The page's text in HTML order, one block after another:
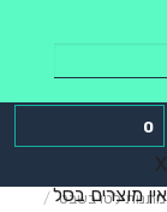
0
X
אין מוצרים בסל
מתנות לטו בשבט /